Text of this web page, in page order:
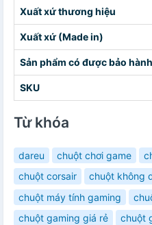
Xuất xứ thương hiệu
Xuất xứ (Made in)
Sản phẩm có được bảo
SKU
Từ khóa
dareu chuột chơi game
chuột corsair
chuột không
chuột máy tính gaming
chuột gaming giá rẻ
chuột